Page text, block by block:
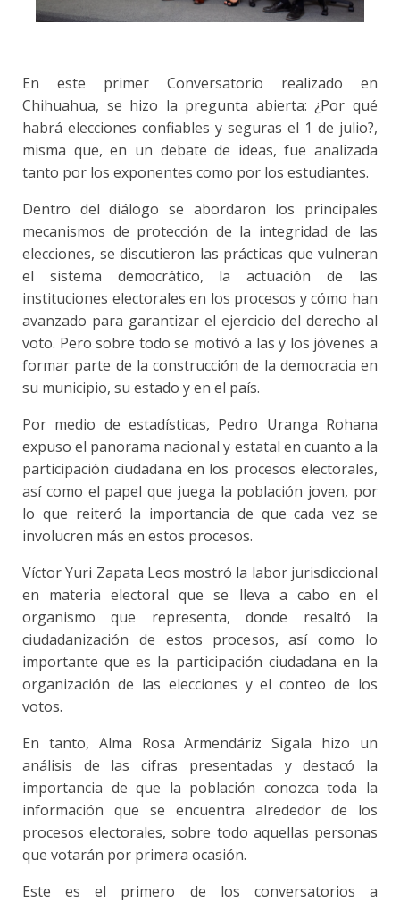
En este primer Conversatorio realizado en
Chihuahua, se hizo la pregunta abierta: ¿Por qué
habrá elecciones confiables y seguras el 1 de julio?,
misma que, en un debate de ideas, fue analizada
tanto por los exponentes como por los estudiantes.
Dentro del diálogo se abordaron los principales
mecanismos de protección de la integridad de las
elecciones, se discutieron las prácticas que vulneran
el sistema democrático, la actuación de las
instituciones electorales en los procesos y cómo han
avanzado para garantizar el ejercicio del derecho al
voto. Pero sobre todo se motivó a las y los jóvenes a
formar parte de la construcción de la democracia en
su municipio, su estado y en el país.
Por medio de estadísticas, Pedro Uranga Rohana
expuso el panorama nacional y estatal en cuanto a la
participación ciudadana en los procesos electorales,
así como el papel que juega la población joven, por
lo que reiteró la importancia de que cada vez se
involucren más en estos procesos.
Víctor Yuri Zapata Leos mostró la labor jurisdiccional
en materia electoral que se lleva a cabo en el
organismo que representa, donde resaltó la
ciudadanización de estos procesos, así como lo
importante que es la participación ciudadana en la
organización de las elecciones y el conteo de los
votos.
En tanto, Alma Rosa Armendáriz Sigala hizo un
análisis de las cifras presentadas y destacó la
importancia de que la población conozca toda la
información que se encuentra alrededor de los
procesos electorales, sobre todo aquellas personas
que votarán por primera ocasión.
Este es el primero de los conversatorios a